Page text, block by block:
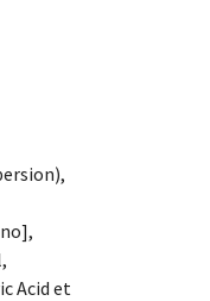
Acid et